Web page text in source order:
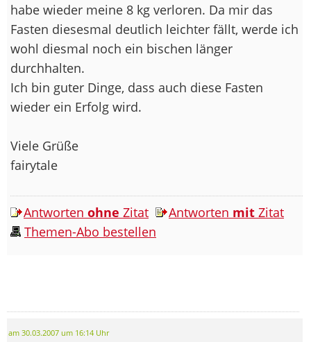
habe wieder meine 8 kg verloren. Da mir das
Fasten diesesmal deutlich leichter fällt, werde ich
wohl diesmal noch ein bischen länger
durchhalten.
Ich bin guter Dinge, dass auch diese Fasten
wieder ein Erfolg wird.
Viele Grüße
fairytale
Antworten ohne Zitat Antworten mit Zitat
Themen-Abo bestellen
am 30.03.2007 um 16:14 Uhr